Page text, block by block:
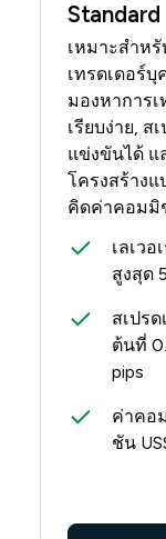
Standard
เหมาะสำหรั
เทรดเดอร์
มองหาการ
เรียบง่าย, ส
แข่งขันได้ แ
โครงสร้างแ
คิดค่าคอมมิ
เลเวอ
สูงสุด
สเปรด
ต้นที่
pips
ค่าคอ
ชัน